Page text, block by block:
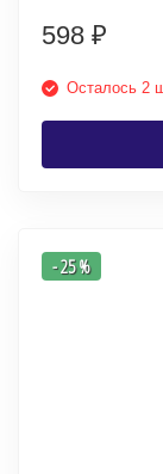
598 ₽
Осталось 2
- 25 %